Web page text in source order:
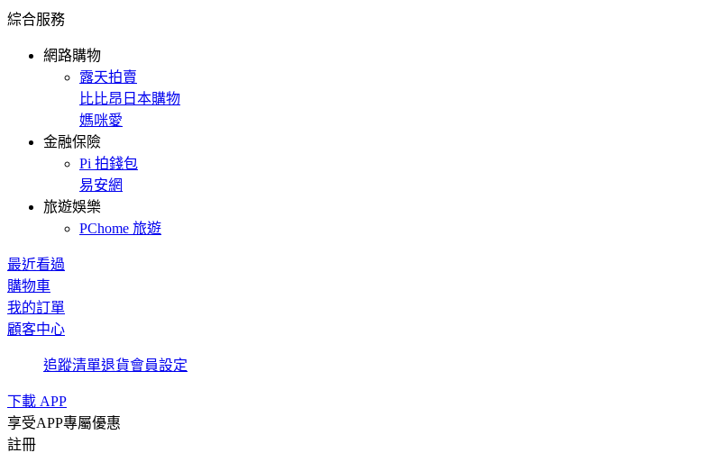
綜合服務
網路購物
露天拍賣
比比昂日本購物
媽咪愛
金融保險
Pi 拍錢包
易安網
旅遊娛樂
PChome 旅遊
最近看過
購物車
我的訂單
顧客中心
追蹤清單退貨會員設定
下載 APP
享受APP專屬優惠
註冊